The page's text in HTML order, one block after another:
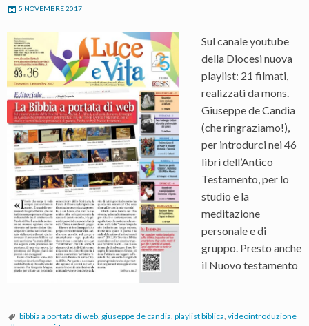
5 NOVEMBRE 2017
Sul canale youtube
della Diocesi nuova
playlist: 21 filmati,
realizzati da mons.
Giuseppe de Candia
(che ringraziamo!),
per introdurci nei 46
libri dell’Antico
Testamento, per lo
studio e la
meditazione
personale e di
gruppo. Presto anche
il Nuovo testamento
bibbia a portata di web, giuseppe de candia, playlist biblica, videointroduzione